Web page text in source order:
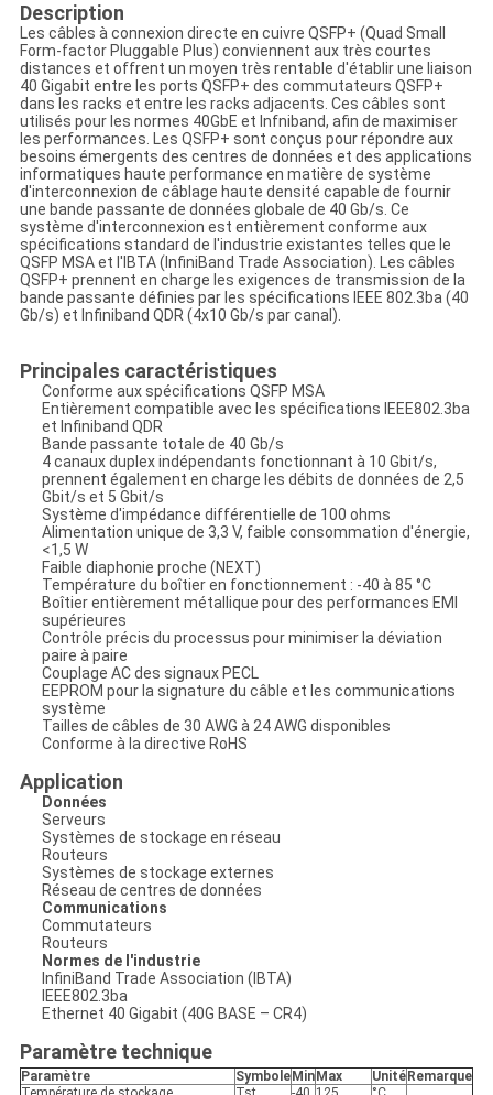
Description
Les câbles à connexion directe en cuivre QSFP+ (Quad Small
Form-factor Pluggable Plus) conviennent aux très courtes
distances et offrent un moyen très rentable d'établir une liaison
40 Gigabit entre les ports QSFP+ des commutateurs QSFP+
dans les racks et entre les racks adjacents. Ces câbles sont
utilisés pour les normes 40GbE et Infniband, afin de maximiser
les performances. Les QSFP+ sont conçus pour répondre aux
besoins émergents des centres de données et des applications
informatiques haute performance en matière de système
d'interconnexion de câblage haute densité capable de fournir
une bande passante de données globale de 40 Gb/s. Ce
système d'interconnexion est entièrement conforme aux
spécifications standard de l'industrie existantes telles que le
QSFP MSA et l'IBTA (InfiniBand Trade Association). Les câbles
QSFP+ prennent en charge les exigences de transmission de la
bande passante définies par les spécifications IEEE 802.3ba (40
Gb/s) et Infiniband QDR (4x10 Gb/s par canal).
Principales caractéristiques
Conforme aux spécifications QSFP MSA
Entièrement compatible avec les spécifications IEEE802.3ba
et Infiniband QDR
Bande passante totale de 40 Gb/s
4 canaux duplex indépendants fonctionnant à 10 Gbit/s,
prennent également en charge les débits de données de 2,5
Gbit/s et 5 Gbit/s
Système d'impédance différentielle de 100 ohms
Alimentation unique de 3,3 V, faible consommation d'énergie,
<1,5 W
Faible diaphonie proche (NEXT)
Température du boîtier en fonctionnement : -40 à 85 °C
Boîtier entièrement métallique pour des performances EMI
supérieures
Contrôle précis du processus pour minimiser la déviation
paire à paire
Couplage AC des signaux PECL
EEPROM pour la signature du câble et les communications
système
Tailles de câbles de 30 AWG à 24 AWG disponibles
Conforme à la directive RoHS
Application
Données
Serveurs
Systèmes de stockage en réseau
Routeurs
Systèmes de stockage externes
Réseau de centres de données
Communications
Commutateurs
Routeurs
Normes de l'industrie
InfiniBand Trade Association (IBTA)
IEEE802.3ba
Ethernet 40 Gigabit (40G BASE – CR4)
Paramètre technique
Paramètre Symbole Min Max Unité Remarque